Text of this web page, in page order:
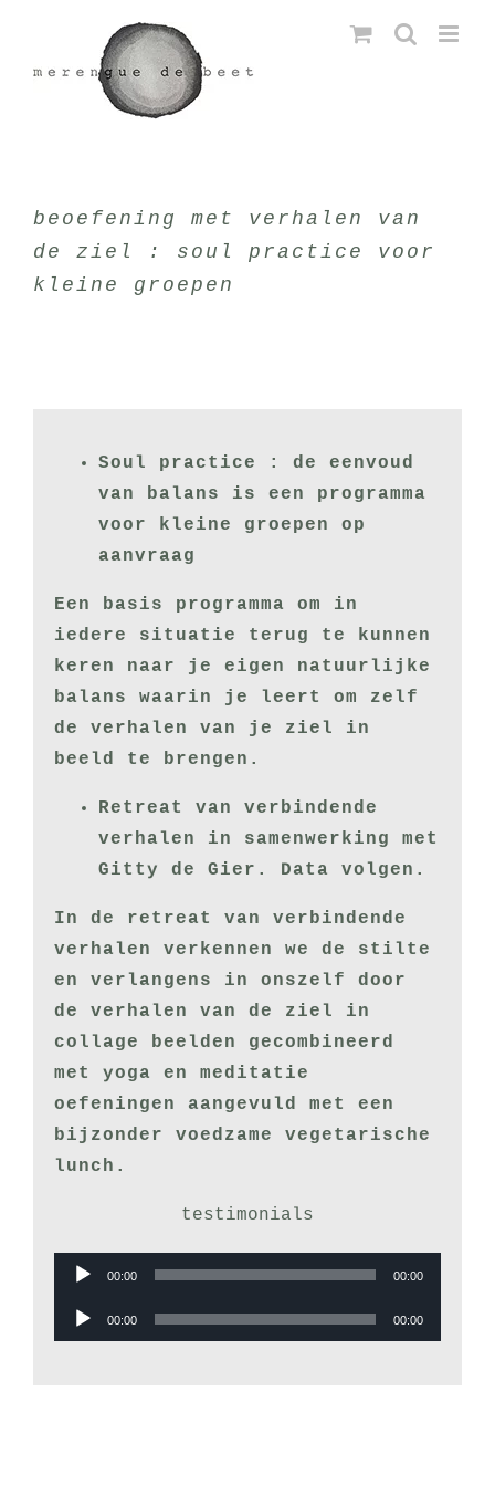
inhoud
beoefening met verhalen van
de ziel : soul practice voor
kleine groepen
Soul practice : de eenvoud
van balans is een programma
voor kleine groepen op
aanvraag
Een basis programma om in
iedere situatie terug te kunnen
keren naar je eigen natuurlijke
balans waarin je leert om zelf
de verhalen van je ziel in
beeld te brengen.
Retreat van verbindende
verhalen in samenwerking met
Gitty de Gier. Data volgen.
In de retreat van verbindende
verhalen verkennen we de stilte
en verlangens in onszelf door
de verhalen van de ziel in
collage beelden gecombineerd
met yoga en meditatie
oefeningen aangevuld met een
bijzonder voedzame vegetarische
lunch.
testimonials
Audiospeler
00:00 00:00
Audiospeler
00:00 00:00